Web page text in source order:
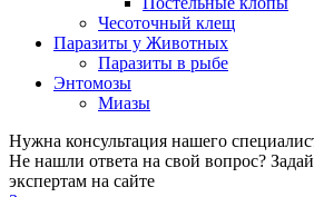
Чесоточный клещ
Паразиты у Животных
Паразиты в рыбе
Энтомозы
Миазы
Нужна консультация нашего
Не нашли ответа на свой вопрос?
экспертам на сайте